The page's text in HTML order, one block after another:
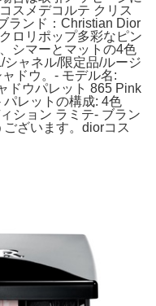
スメデコルテ クリス
ランド：Christian Dior
ロリポップ多彩なピン
シマーとマットの4色
ャネル/限定品/ルージ
ドウ。- モデル名:
ドウパレット 865 Pink
パレットの構成: 4色
ション ラミテ- ブラン
ざいます。diorコス